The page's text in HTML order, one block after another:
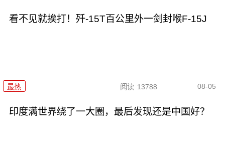
看不见就挨打！歼-15T百公里外一剑封喉F-15J
最热 阅读 13788 08-05
印度满世界绕了一大圈，最后发现还是中国好？